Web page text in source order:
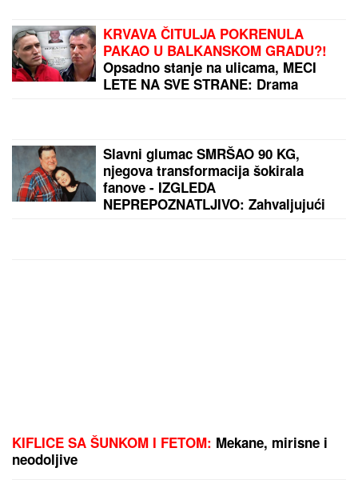
(FOTO) SVI GLEDAJU U SARU JO!
Pevačica i Aleksej Bjelogrlić ne
skidaju osmeh sa lica, a ona jednim
Domaćice su saznale šta se dešava
sa PEŠKIRIMA kada ih DRŽE U
KUPATILU i krenule su masovno da
GOCA BOŽINOVSKA SA PORODICOM U GRČKOJ!